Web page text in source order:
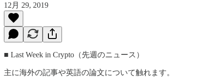
12月 29, 2019
■ Last Week in Crypto（先週のニュース）
主に海外の記事や英語の論文について触れます。